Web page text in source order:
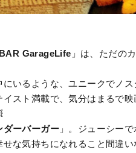
GarageLife 」は、ただの
にいるような、ユニークでノ
スト満載で、気分はまるで
ダーバーガー 」。ジューシー
せな気持ちになれること間違